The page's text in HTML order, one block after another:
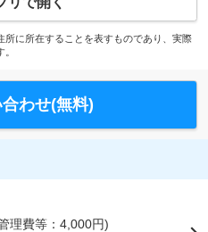
に所在することを表すものであり、実際
わせ(無料)
理費等：4,000円)